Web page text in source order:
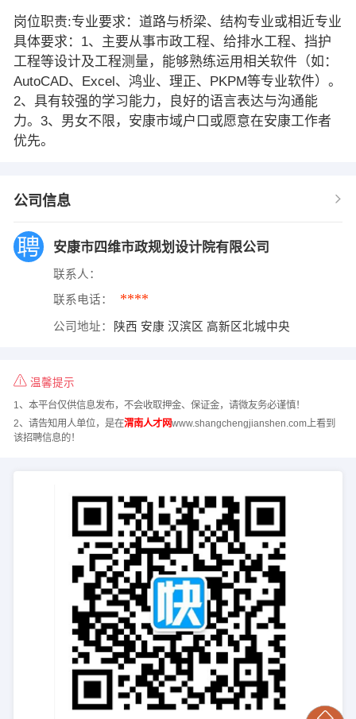
岗位职责:专业要求：道路与桥梁、结构专业或相近专业
具体要求：1、主要从事市政工程、给排水工程、挡护
工程等设计及工程测量，能够熟练运用相关软件（如：
AutoCAD、Excel、鸿业、理正、PKPM等专业软件）。
2、具有较强的学习能力，良好的语言表达与沟通能
力。3、男女不限，安康市域户口或愿意在安康工作者
优先。
公司信息
安康市四维市政规划设计院有限公司
联系人：
联系电话： ****
公司地址： 陕西 安康 汉滨区 高新区北城中央
温馨提示
1、本平台仅供信息发布，不会收取押金、保证金，请微友务必谨慎！
2、请告知用人单位，是在渭南人才网www.shangchengjianshen.com上看到
该招聘信息的！